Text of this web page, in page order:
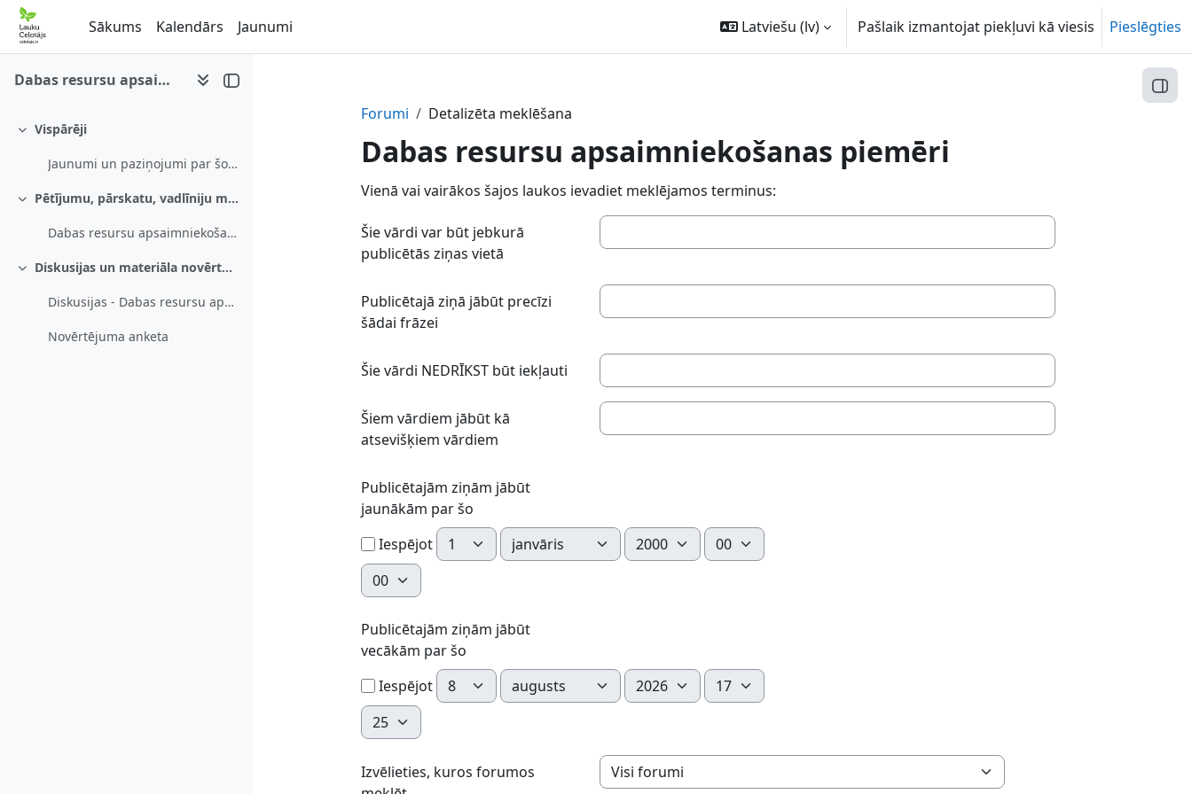
Atvērt galveno saturu
Sākums
Kalendārs Jaunumi Latviešu ‎(lv)‎ Pašlaik izmantojat piekļuvi kā viesis Pieslēgties
Dabas resursu apsaimniekošanas piemēri
Savērst
Vispārēji
Jaunumi un paziņojumi par šo e-mācību kursu
Savērst Pētījumu, pārskatu, vadlīniju materiāls
Dabas resursu apsaimniekošanas piemēri
Savērst Diskusijas un materiāla novērtējums
Diskusijas - Dabas resursu apsaimniekošanas piemēri
Novērtējuma anketa
Forumi
Detalizēta meklēšana
Dabas resursu apsaimniekošanas piemēri
Vienā vai vairākos šajos laukos ievadiet meklējamos terminus:
Šie vārdi var būt jebkurā
publicētās ziņas vietā
Publicētajā ziņā jābūt precīzi
šādai frāzei
Šie vārdi NEDRĪKST būt iekļauti
Šiem vārdiem jābūt kā
atsevišķiem vārdiem
Publicētajām ziņām jābūt
jaunākām par šo
Iespējot Diena Mēnesis Gads
Stunda
Minūte
Publicētajām ziņām jābūt
vecākām par šo
Iespējot Diena Mēnesis Gads
Stunda
Minūte
Izvēlieties, kuros forumos